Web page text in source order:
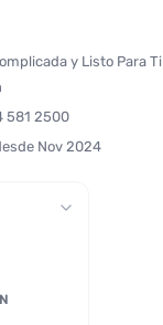
y Listo Para Ti
581 2500
Nov 2024